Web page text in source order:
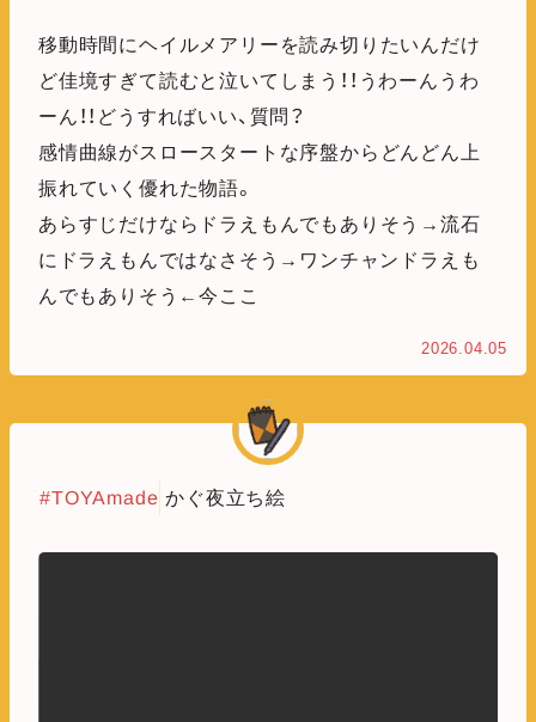
移動時間にヘイルメアリーを読み切りたいんだけ
ど佳境すぎて読むと泣いてしまう！！うわーんうわ
ーん！！どうすればいい、質問？
感情曲線がスロースタートな序盤からどんどん上
振れていく優れた物語。
あらすじだけならドラえもんでもありそう→流石
にドラえもんではなさそう→ワンチャンドラえも
んでもありそう←今ここ
2026.04.05
#TOYAmade かぐ夜立ち絵